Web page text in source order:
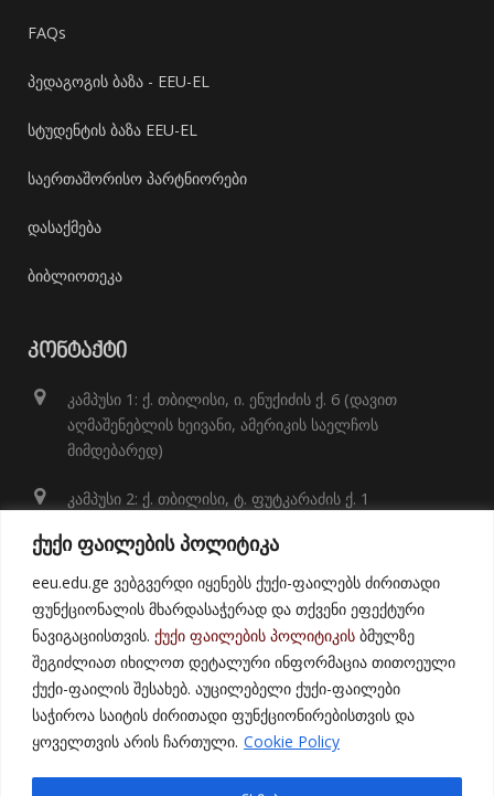
ქუქი ფაილების პოლიტიკა
eeu.edu.ge ვებგვერდი იყენებს ქუქი-ფაილებს ძირითადი
ფუნქციონალის მხარდასაჭერად და თქვენი ეფექტური
ნავიგაციისთვის. ქუქი ფაილების პოლიტიკის ბმულზე
შეგიძლიათ იხილოთ დეტალური ინფორმაცია თითოეული
ქუქი-ფაილის შესახებ. აუცილებელი ქუქი-ფაილები
საჭიროა საიტის ძირითადი ფუნქციონირებისთვის და
ყოველთვის არის ჩართული. Cookie Policy
FAQs
პედაგოგის ბაზა - EEU-EL
სტუდენტის ბაზა EEU-EL
საერთაშორისო პარტნიორები
დასაქმება
ბიბლიოთეკა
ᲙᲝᲜᲢᲐᲥᲢᲘ
კამპუსი 1: ქ. თბილისი, ი. ენუქიძის ქ. 6 (დავით
აღმაშენებლის ხეივანი, ამერიკის საელჩოს
მიმდებარედ)
კამპუსი 2: ქ. თბილისი, ტ. ფუტკარაძის ქ. 1
+995 32 248 01 41;
info@eeu.edu.ge